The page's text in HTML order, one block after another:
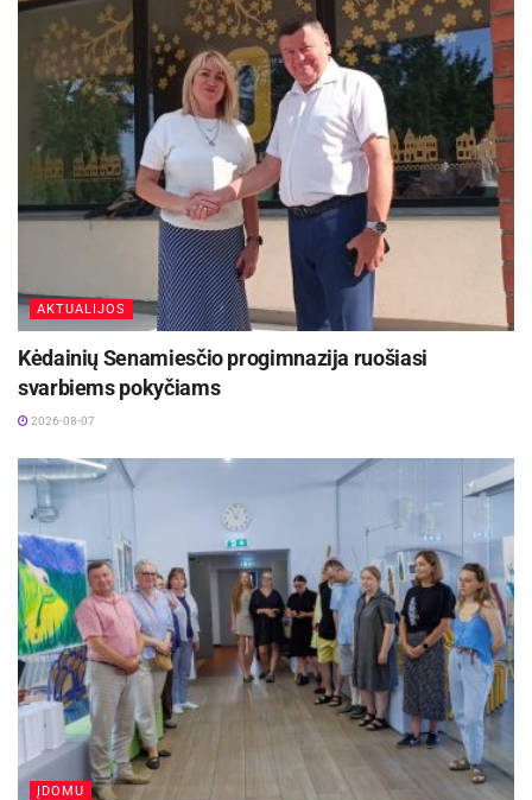
tyrimai bus atlikti 2025 m. birželio 2 d.
Aktualios naujienos
Rokiškyje užbaigtas remontuoti Respublikos
gatvės dviračių ir pėsčiųjų takas
2026-08-07
Biržų rajone planuojama Širvėnos ežero Astravo
užtvankos rekonstrukcija
2026-08-07
AKTUALIJOS
Kėdainių Senamiesčio progimnazija ruošiasi
svarbiems pokyčiams
2026-08-07
ĮDOMU